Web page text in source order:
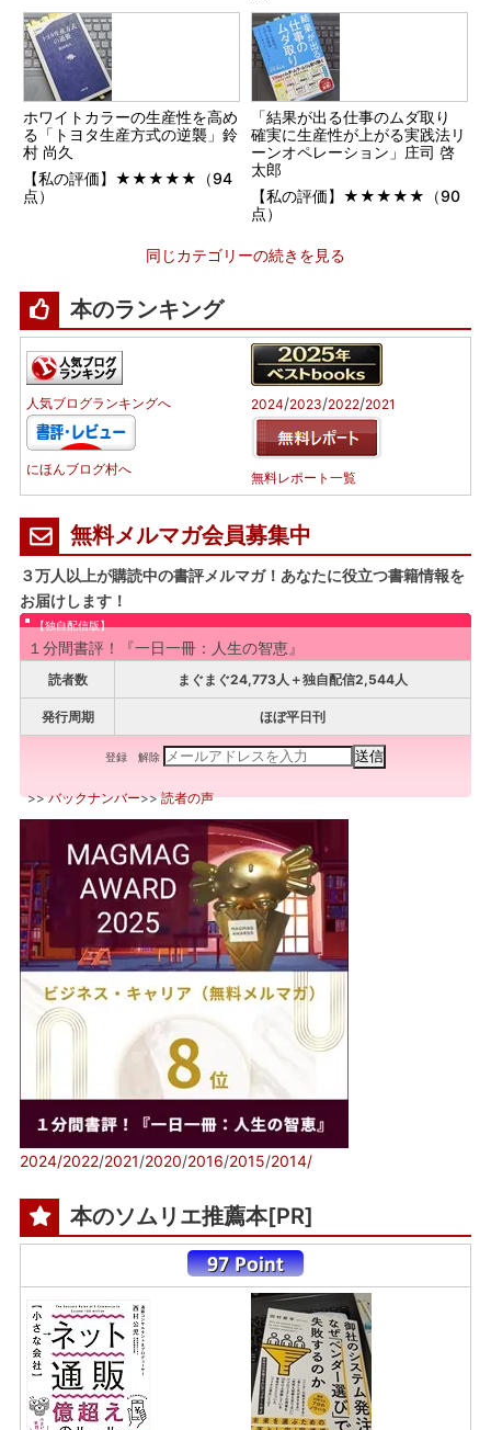
ホワイトカラーの生産性を高め
る「トヨタ生産方式の逆襲」鈴
村 尚久
【私の評価】★★★★★（94
点）
「結果が出る仕事のムダ取り
確実に生産性が上がる実践法リ
ーンオペレーション」庄司 啓
太郎
【私の評価】★★★★★（90
点）
同じカテゴリーの続きを見る
本のランキング
人気ブログランキングへ
にほんブログ村へ
2024/2023/2022/2021
無料レポート一覧
無料メルマガ会員募集中
３万人以上が購読中の書評メルマガ！あなたに役立つ書籍情報を
お届けします！
【独自配信版】
１分間書評！『一日一冊：人生の智恵』
読者数 まぐまぐ24,773人＋独自配信2,544人
発行周期 ほぼ平日刊
登録 解除
>>バックナンバー>>読者の声
2024/2022/2021/2020/2016/2015/2014/
本のソムリエ推薦本[PR]